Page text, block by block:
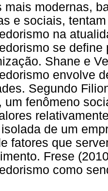
mais modernas,
e sociais,
na
se
Shane e
envolve
Segundo
um fenômeno
de um
fatores que
Frese
como